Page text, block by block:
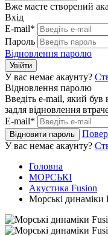
Вже маєте створений
Вхід
E-mail*
Пароль
Відновлення паролю
Увійти
У вас немає акаунту?
Відновлення паролю
Введіть e-mail, який був
задля відновлення
E-mail*
Відновити пароль
У вас немає акаунту?
Головна
МОРСЬКІ
Акустика Fusion
Морські